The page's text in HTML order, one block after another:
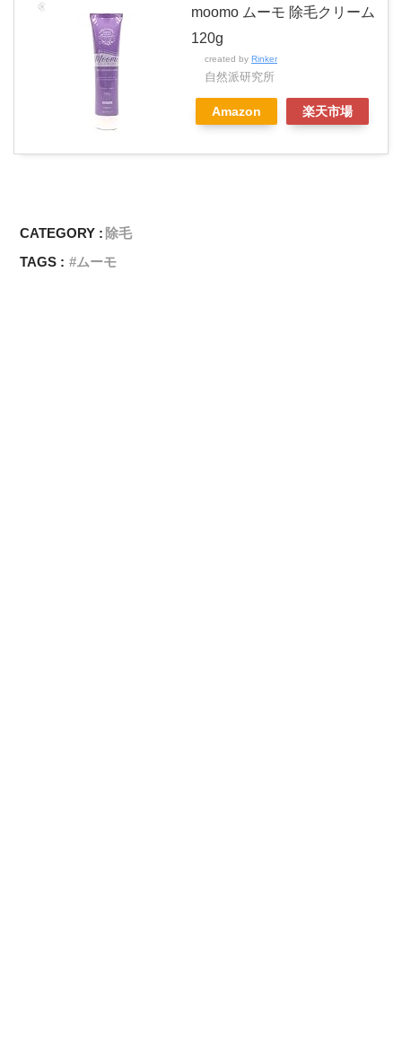
moomo ムーモ 除毛クリーム
120g
created by Rinker
自然派研究所
Amazon 楽天市場
CATEGORY : 除毛
TAGS :
ムーモ